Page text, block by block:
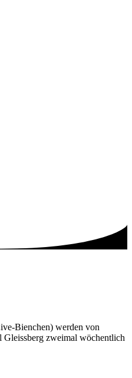
Bienchen) werden von
Gleissberg zweimal wöchentlich